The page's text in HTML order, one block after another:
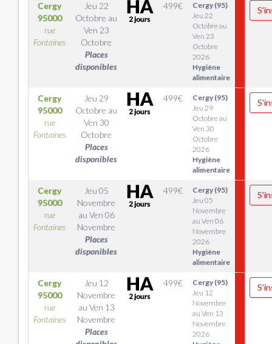
Cergy
95000
rue
Fontaines
Jeu 22
Octobre au
Ven 23
Octobre
Places
disponibles
499€
Cergy (95)
Jeu 22
Octobre au
Ven 23
Octobre
2026
Hygiène
alimentaire
Cergy
95000
rue
Fontaines
Jeu 29
Octobre au
Ven 30
Octobre
Places
disponibles
499€
Cergy (95)
Jeu 29
Octobre au
Ven 30
Octobre
2026
Hygiène
alimentaire
Cergy
95000
rue
Fontaines
Jeu 05
Novembre
au Ven 06
Novembre
Places
disponibles
499€
Cergy (95)
Jeu 05
Novembre
au Ven 06
Novembre
2026
Hygiène
alimentaire
Cergy
95000
rue
Fontaines
Jeu 12
Novembre
au Ven 13
Novembre
Places
499€
Cergy (95)
Jeu 12
Novembre
au Ven 13
Novembre
2026